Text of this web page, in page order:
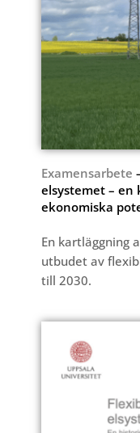
Examensarbete
elsystemet – en
ekonomiska
En kartläggning
utbudet av
till 2030.